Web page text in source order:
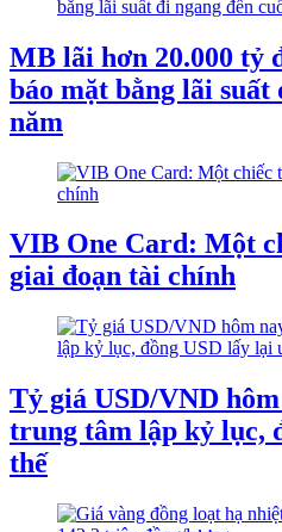
MB lãi hơn 20.000 tỷ
báo mặt bằng lãi suất
năm
VIB One Card: Một
giai đoạn tài chính
Tỷ giá USD/VND
trung tâm lập kỷ lục,
thế